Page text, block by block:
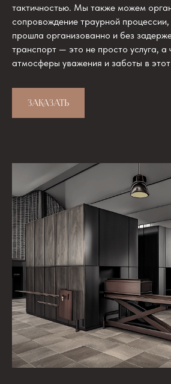
тактичностью. Мы также можем
сопровождение траурной
прошла организованно и без
транспорт — это не просто услуга, а
атмосферы уважения и заботы в
ЗАКАЗАТЬ